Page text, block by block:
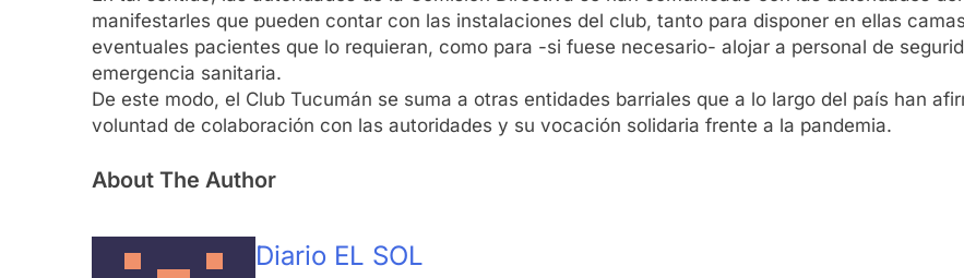
manifestarles que pueden contar con las instalaciones del club, tanto para disponer en ellas
eventuales pacientes que lo requieran, como para -si fuese necesario- alojar a personal de
emergencia sanitaria.
De este modo, el Club Tucumán se suma a otras entidades barriales que a lo largo del país han
voluntad de colaboración con las autoridades y su vocación solidaria frente a la pandemia.
About The Author
Diario EL SOL